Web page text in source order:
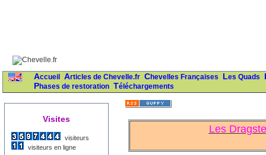
Accueil Articles de Chevelle.fr Chevelles Françaises
Les Quads
Phases de restoration
Téléchargements
Visites
visiteurs
visiteurs en ligne
Les